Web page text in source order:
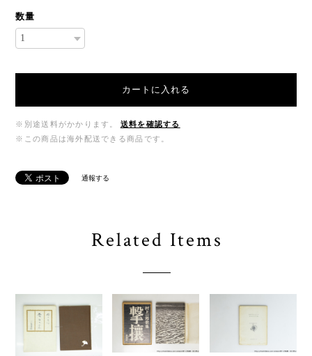
数量
カートに入れる
※別途送料がかかります。
送料を確認する
※この商品は海外配送できる商品です。
通報する
Related Items